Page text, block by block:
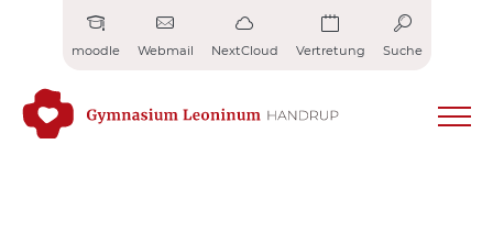
moodle Webmail NextCloud Vertretung Suche